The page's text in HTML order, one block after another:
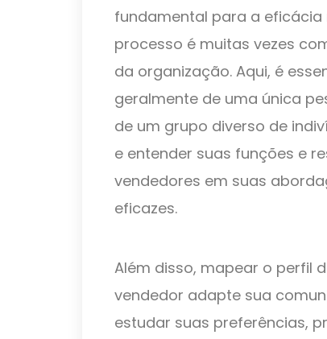
fundamental para a eficácia
processo é muitas vezes
da organização. Aqui, é
geralmente de uma única
de um grupo diverso de
e entender suas funções e
vendedores em suas
eficazes.
Além disso, mapear o perfil
vendedor adapte sua
estudar suas preferências,